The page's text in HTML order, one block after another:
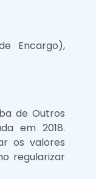
Encargo),
de Outros
em 2018.
os valores
regularizar